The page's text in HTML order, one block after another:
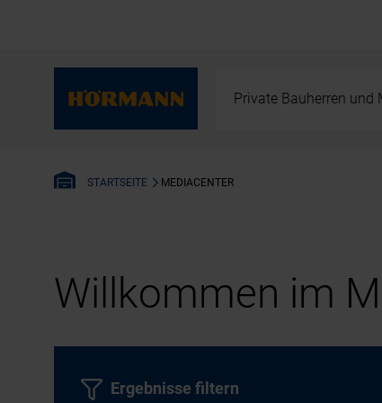
Private Bauherren und
STARTSEITE MEDIACENTER
Willkommen im
Ergebnisse filtern